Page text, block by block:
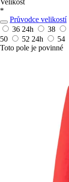
Velikost
*
Průvodce velikostí
36 24h 38
50
52 24h
54
Toto pole je povinné